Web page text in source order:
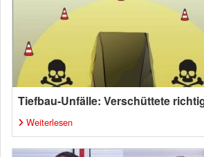
Tiefbau-Unfälle: Verschüttete
Weiterlesen